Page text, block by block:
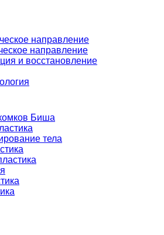
направление
направление
и восстановление
Биша
тела